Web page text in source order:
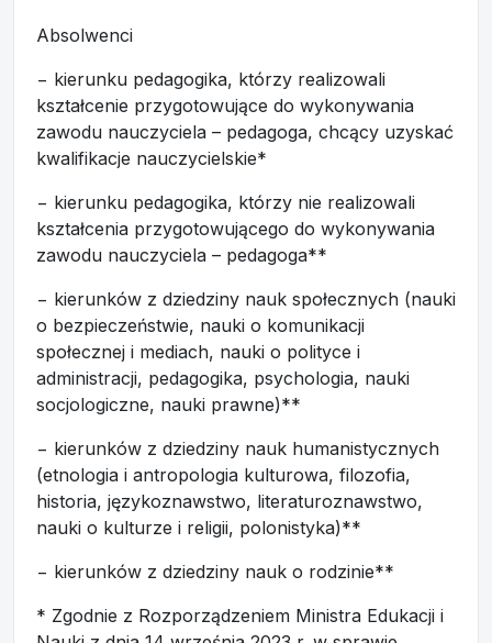
Absolwenci
− kierunku pedagogika, którzy realizowali
kształcenie przygotowujące do wykonywania
zawodu nauczyciela – pedagoga, chcący uzyskać
kwalifikacje nauczycielskie*
− kierunku pedagogika, którzy nie realizowali
kształcenia przygotowującego do wykonywania
zawodu nauczyciela – pedagoga**
− kierunków z dziedziny nauk społecznych (nauki
o bezpieczeństwie, nauki o komunikacji
społecznej i mediach, nauki o polityce i
administracji, pedagogika, psychologia, nauki
socjologiczne, nauki prawne)**
− kierunków z dziedziny nauk humanistycznych
(etnologia i antropologia kulturowa, filozofia,
historia, językoznawstwo, literaturoznawstwo,
nauki o kulturze i religii, polonistyka)**
− kierunków z dziedziny nauk o rodzinie**
* Zgodnie z Rozporządzeniem Ministra Edukacji i